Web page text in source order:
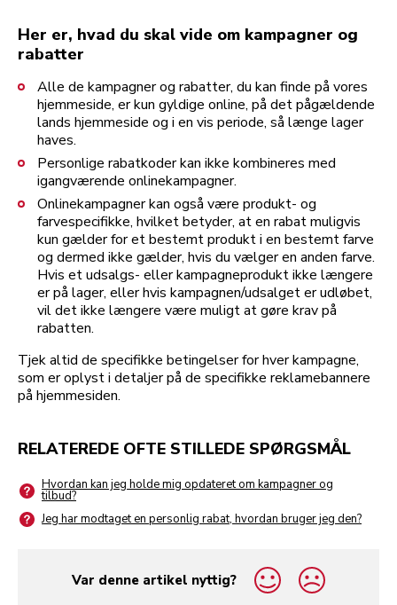
Her er, hvad du skal vide om kampagner og
rabatter
Alle de kampagner og rabatter, du kan finde på vores
hjemmeside, er kun gyldige online, på det pågældende
lands hjemmeside og i en vis periode, så længe lager
haves.
Personlige rabatkoder kan ikke kombineres med
igangværende onlinekampagner.
Onlinekampagner kan også være produkt- og
farvespecifikke, hvilket betyder, at en rabat muligvis
kun gælder for et bestemt produkt i en bestemt farve
og dermed ikke gælder, hvis du vælger en anden farve.
Hvis et udsalgs- eller kampagneprodukt ikke længere
er på lager, eller hvis kampagnen/udsalget er udløbet,
vil det ikke længere være muligt at gøre krav på
rabatten.
Tjek altid de specifikke betingelser for hver kampagne,
som er oplyst i detaljer på de specifikke reklamebannere
på hjemmesiden.
RELATEREDE OFTE STILLEDE SPØRGSMÅL
Hvordan kan jeg holde mig opdateret om kampagner og
tilbud?
Jeg har modtaget en personlig rabat, hvordan bruger jeg den?
Var denne artikel nyttig?
yes
no